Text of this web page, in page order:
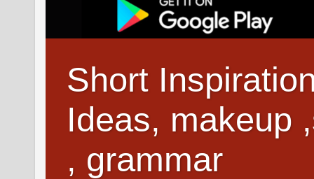
Short
Ideas, makeup
, grammar